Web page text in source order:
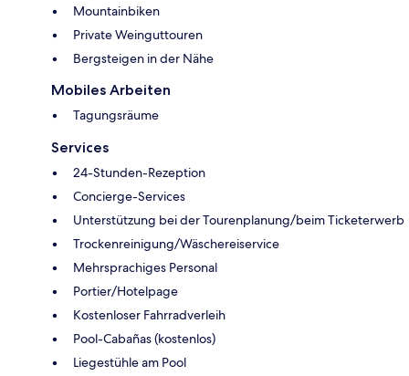
Mountainbiken
Private Weinguttouren
Bergsteigen in der Nähe
Mobiles Arbeiten
Tagungsräume
Services
24-Stunden-Rezeption
Concierge-Services
Unterstützung bei der Tourenplanung/beim Ticketerwerb
Trockenreinigung/Wäschereiservice
Mehrsprachiges Personal
Portier/Hotelpage
Kostenloser Fahrradverleih
Pool-Cabañas (kostenlos)
Liegestühle am Pool